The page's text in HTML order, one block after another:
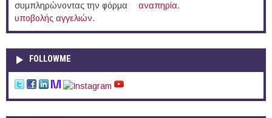
συμπληρώνοντας την φόρμα
υποβολής αγγελιών.
αναπηρία.
FOLLOWME